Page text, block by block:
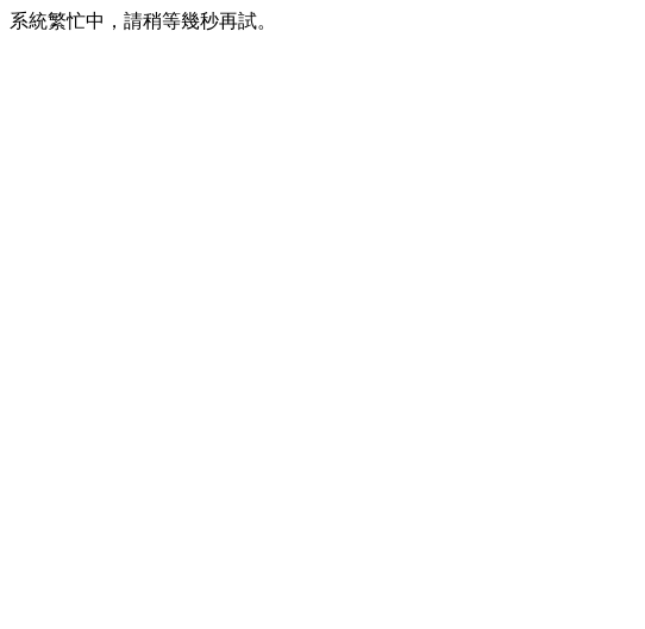
系統繁忙中，請稍等幾秒再試。